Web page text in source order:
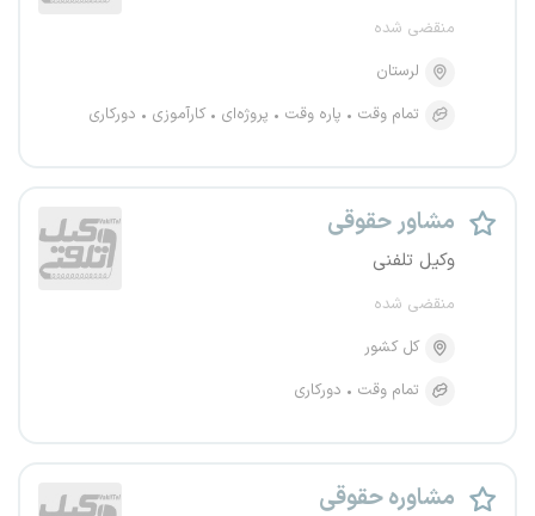
منقضی شده
لرستان
تمام وقت
پاره وقت پروژه‌ای کارآموزی دورکاری
مشاور حقوقی
وکیل تلفنی
منقضی شده
کل کشور
تمام وقت
دورکاری
مشاوره حقوقی